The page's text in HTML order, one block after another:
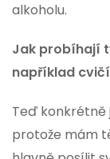
alkoholu.
Jak probíhají
například
Teď konkrétně
protože mám